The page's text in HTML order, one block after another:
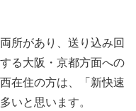
所があり、送り込み回
る大阪・京都方面への
在住の方は、「新快速
いと思います。